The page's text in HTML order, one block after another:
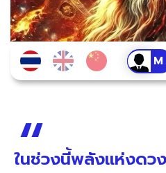
ในช่วงนี้พลังแห่งดว